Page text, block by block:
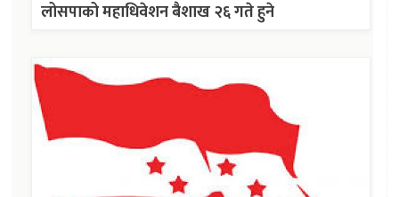
लोसपाको महाधिवेशन बैशाख २६ गते हुने